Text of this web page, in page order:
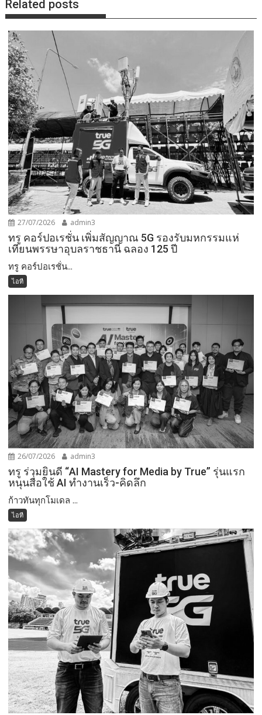
Related posts
27/07/2026 admin3
ทรู คอร์ปอเรชั่น เพิ่มสัญญาณ 5G รองรับมหกรรมแห่
เทียนพรรษาอุบลราชธานี ฉลอง 125 ปี
ทรู คอร์ปอเรชั่น...
ไอที
26/07/2026 admin3
ทรู ร่วมยินดี “AI Mastery for Media by True” รุ่นแรก
หนุนสื่อใช้ AI ทำงานเร็ว-คิดลึก
ก้าวทันทุกโมเดล ...
ไอที